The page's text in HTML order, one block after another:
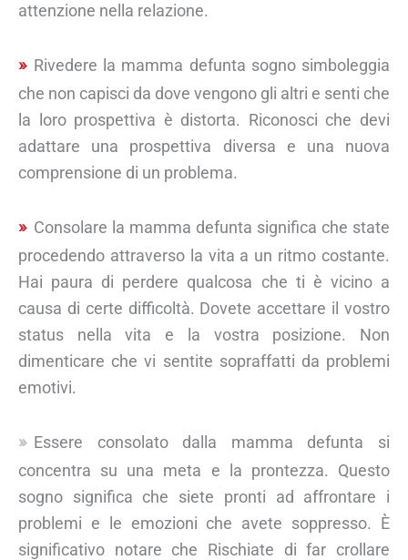
attenzione nella relazione.
Rivedere la mamma defunta sogno simboleggia
che non capisci da dove vengono gli altri e senti che
la loro prospettiva è distorta. Riconosci che devi
adattare una prospettiva diversa e una nuova
comprensione di un problema.
Consolare la mamma defunta significa che state
procedendo attraverso la vita a un ritmo costante.
Hai paura di perdere qualcosa che ti è vicino a
causa di certe difficoltà. Dovete accettare il vostro
status nella vita e la vostra posizione. Non
dimenticare che vi sentite sopraffatti da problemi
emotivi.
Essere consolato dalla mamma defunta si
concentra su una meta e la prontezza. Questo
sogno significa che siete pronti ad affrontare i
problemi e le emozioni che avete soppresso. È
significativo notare che Rischiate di far crollare